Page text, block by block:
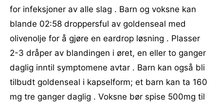
for infeksjoner av alle slag . Barn og voksne kan
blande 02:58 droppersful av goldenseal med
olivenolje for å gjøre en eardrop løsning . Plasser
2-3 dråper av blandingen i øret, en eller to ganger
daglig inntil symptomene avtar . Barn kan også bli
tilbudt goldenseal i kapselform; et barn kan ta 160
mg tre ganger daglig . Voksne bør spise 500mg til